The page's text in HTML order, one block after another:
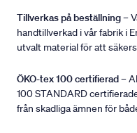
Tillverkas på beställning–
handtillverkad i vår fabrik i
utvalt material för att
ÖKO-tex 100 certifierad–
100 STANDARD
från skadliga ämnen för